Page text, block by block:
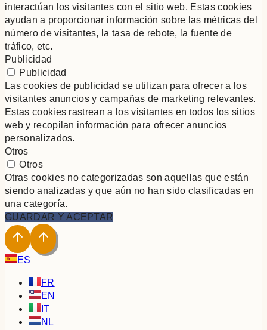
interactúan los visitantes con el sitio web. Estas cookies
ayudan a proporcionar información sobre las métricas del
número de visitantes, la tasa de rebote, la fuente de
tráfico, etc.
Publicidad
Publicidad
Las cookies de publicidad se utilizan para ofrecer a los
visitantes anuncios y campañas de marketing relevantes.
Estas cookies rastrean a los visitantes en todos los sitios
web y recopilan información para ofrecer anuncios
personalizados.
Otros
Otros
Otras cookies no categorizadas son aquellas que están
siendo analizadas y que aún no han sido clasificadas en
una categoría.
GUARDAR Y ACEPTAR
ES
FR
EN
IT
NL